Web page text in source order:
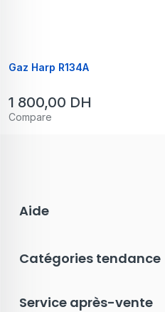
Gaz Harp R134A
1 800,00 DH
Compare
Aide
Catégories tendance
Service après-vente